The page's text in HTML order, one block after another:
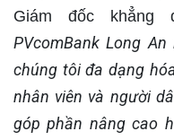
Giám đốc khẳng
PVcomBank Long
chúng tôi đa dạng
nhân viên và người
góp phần nâng cao